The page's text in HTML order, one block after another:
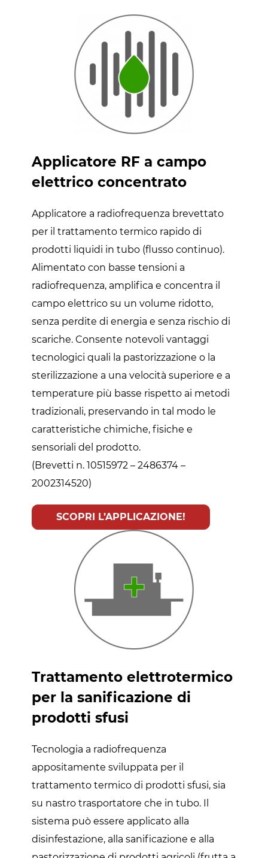
Applicatore RF a campo
elettrico concentrato
Applicatore a radiofrequenza brevettato
per il trattamento termico rapido di
prodotti liquidi in tubo (flusso continuo).
Alimentato con basse tensioni a
radiofrequenza, amplifica e concentra il
campo elettrico su un volume ridotto,
senza perdite di energia e senza rischio di
scariche. Consente notevoli vantaggi
tecnologici quali la pastorizzazione o la
sterilizzazione a una velocità superiore e a
temperature più basse rispetto ai metodi
tradizionali, preservando in tal modo le
caratteristiche chimiche, fisiche e
sensoriali del prodotto.
(Brevetti n. 10515972 – 2486374 –
2002314520)
SCOPRI L’APPLICAZIONE!
Trattamento elettrotermico
per la sanificazione di
prodotti sfusi
Tecnologia a radiofrequenza
appositamente sviluppata per il
trattamento termico di prodotti sfusi, sia
su nastro trasportatore che in tubo. Il
sistema può essere applicato alla
disinfestazione, alla sanificazione e alla